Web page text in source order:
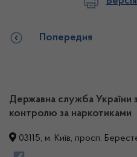
Попередня
Державна служба України
контролю за наркотиками
03115, м. Київ, просп.